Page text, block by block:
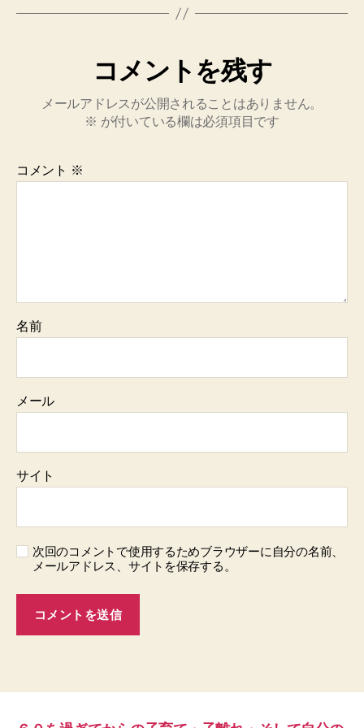
コメントを残す
メールアドレスが公開されることはありません。
※ が付いている欄は必須項目です
コメント ※
名前
メール
サイト
次回のコメントで使用するためブラウザーに自分の名前、
メールアドレス、サイトを保存する。